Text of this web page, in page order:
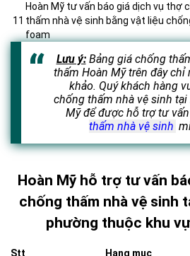
11
Hoàn Mỹ tư vấn báo giá dịch vụ thợ
thấm nhà vệ sinh bằng vật liệu
foam
Lưu ý:Bảng giá chống
thấm Hoàn Mỹ trên đây
khảo. Quý khách hàng
chống thấm nhà vệ sinh tại
Mỹ để được hỗ trợ tư
thấm nhà vệ sinh
Hoàn Mỹ hỗ trợ tư vấn
chống thấm nhà vệ sinh
phường thuộc khu
Stt Hạng mục